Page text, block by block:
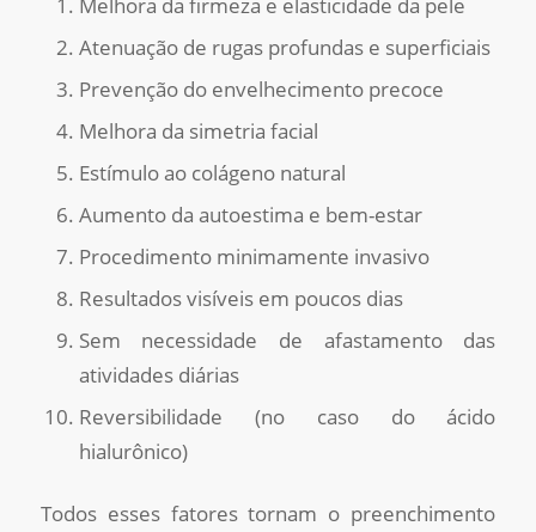
Atenuação de rugas profundas e superficiais
Prevenção do envelhecimento precoce
Melhora da simetria facial
Estímulo ao colágeno natural
Aumento da autoestima e bem-estar
Procedimento minimamente invasivo
Resultados visíveis em poucos dias
Sem necessidade de afastamento das
atividades diárias
Reversibilidade (no caso do ácido
hialurônico)
Todos esses fatores tornam o preenchimento